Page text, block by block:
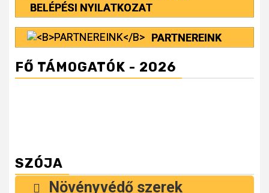
BELÉPÉSI NYILATKOZAT
PARTNEREINK
FŐ TÁMOGATÓK - 2026
SZÓJA
Növényvédő szerek